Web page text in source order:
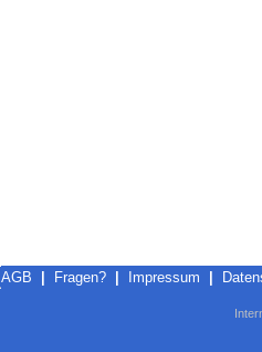
AGB Fragen? Impressum